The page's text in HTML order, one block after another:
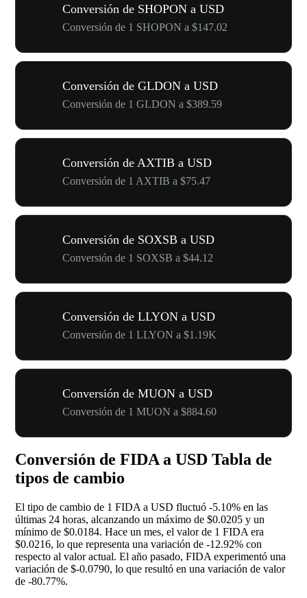
Conversión de SHOPON a USD
Conversión de 1 SHOPON a $147.02
Conversión de GLDON a USD
Conversión de 1 GLDON a $389.59
Conversión de AXTIB a USD
Conversión de 1 AXTIB a $75.47
Conversión de SOXSB a USD
Conversión de 1 SOXSB a $44.12
Conversión de LLYON a USD
Conversión de 1 LLYON a $1.19K
Conversión de MUON a USD
Conversión de 1 MUON a $884.60
Conversión de FIDA a USD Tabla de
tipos de cambio
El tipo de cambio de 1 FIDA a USD fluctuó -5.10% en las
últimas 24 horas, alcanzando un máximo de $0.0205 y un
mínimo de $0.0184. Hace un mes, el valor de 1 FIDA era
$0.0216, lo que representa una variación de -12.92% con
respecto al valor actual. El año pasado, FIDA experimentó una
variación de $-0.0790, lo que resultó en una variación de valor
de -80.77%.